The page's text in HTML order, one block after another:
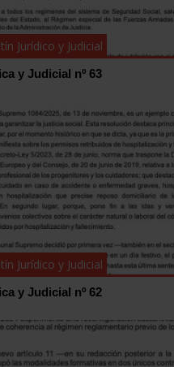
Jurídico y Judicial
y Judicial nº 63
Jurídico y Judicial
y Judicial nº 62